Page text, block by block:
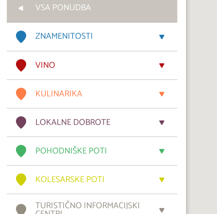
VSA PONUDBA
ZNAMENITOSTI
VINO
KULINARIKA
LOKALNE DOBROTE
POHODNIŠKE POTI
KOLESARSKE POTI
TURISTIČNO INFORMACIJSKI